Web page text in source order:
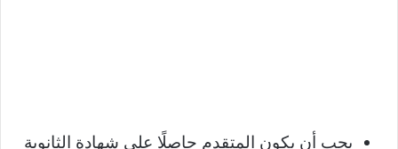
يجب أن يكون المتقدم حاصلًا على شهادة الثانوية